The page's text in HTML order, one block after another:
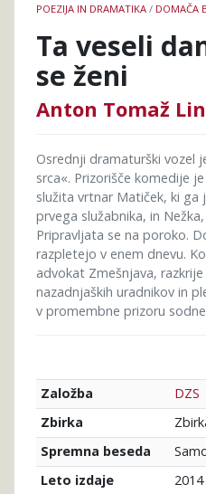
knjige
POEZIJA IN DRAMATIKA / DOMAČA
Ta veseli
se ženi
Anton Tomaž
Osrednji dramaturški vozel
srca«. Prizorišče komedije
služita vrtnar Matiček, ki ga
prvega služabnika, in
Pripravljata se na poroko.
razpletejo v enem dnevu.
advokat Zmešnjava,
nazadnjaških uradnikov in
v promembne prizoru
Založba
DZS
Zbirka
Spremna beseda
Leto izdaje
2014